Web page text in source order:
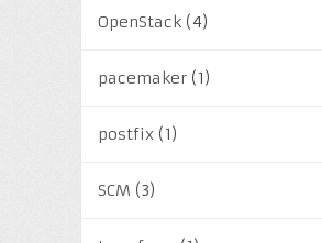
OpenStack(4)
pacemaker(1)
postfix(1)
SCM (3)